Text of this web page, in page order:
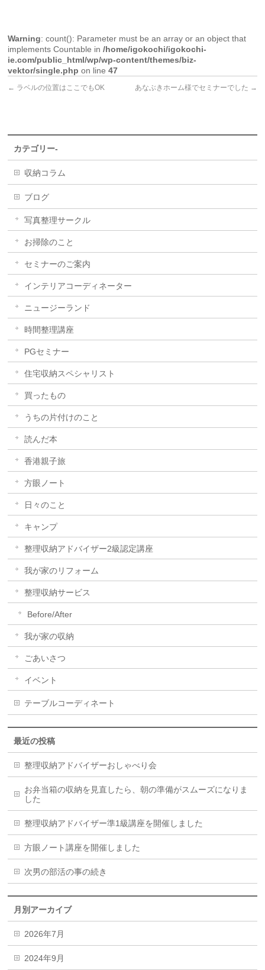
Warning: count(): Parameter must be an array or an object that
implements Countable in/home/igokochi/igokochi-
ie.com/public_html/wp/wp-content/themes/biz-
vektor/single.php on line47
← ラベルの位置はここでもOK あなぶきホーム様でセミナーでした →
カテゴリー-
収納コラム
ブログ
写真整理サークル
お掃除のこと
セミナーのご案内
インテリアコーディネーター
ニュージーランド
時間整理講座
PGセミナー
住宅収納スペシャリスト
買ったもの
うちの片付けのこと
読んだ本
香港親子旅
方眼ノート
日々のこと
キャンプ
整理収納アドバイザー2級認定講座
我が家のリフォーム
整理収納サービス
Before/After
我が家の収納
ごあいさつ
イベント
テーブルコーディネート
最近の投稿
整理収納アドバイザーおしゃべり会
お弁当箱の収納を見直したら、朝の準備がスムーズになりま
した
整理収納アドバイザー準1級講座を開催しました
方眼ノート講座を開催しました
次男の部活の事の続き
月別アーカイブ
2026年7月
2024年9月